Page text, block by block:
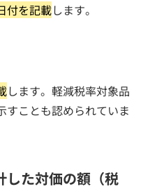
付を記載します。
します。軽減税率対象品
ことも認められていま
した対価の額（税